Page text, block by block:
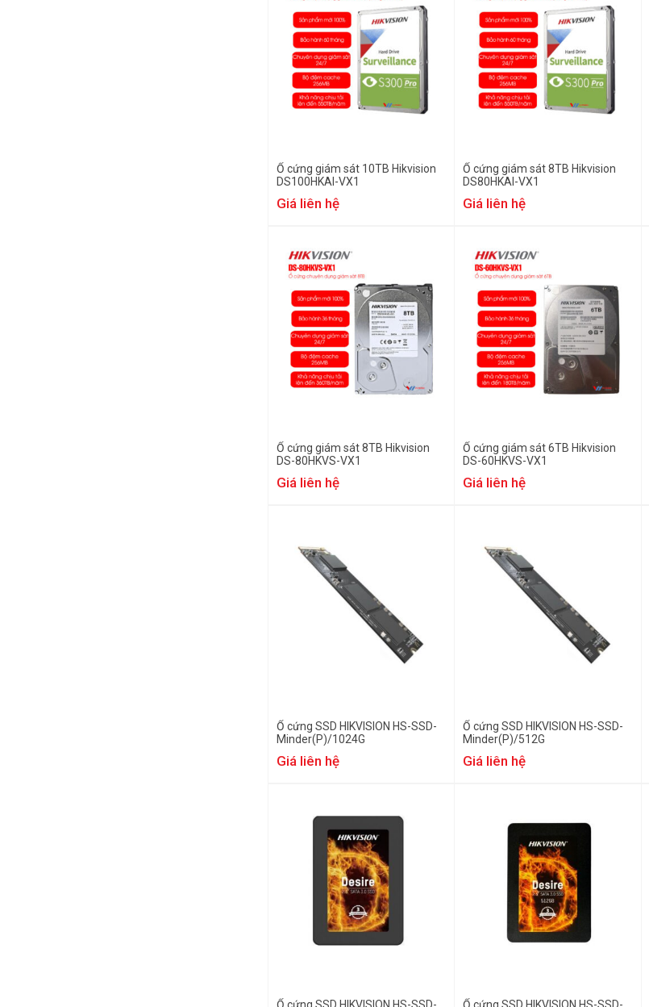
Ổ cứng giám sát 10TB Hikvision
DS100HKAI-VX1
Giá liên hệ
Ổ cứng giám sát 8TB Hikvision
DS80HKAI-VX1
Giá liên hệ
Ổ cứng giám sát 8TB Hikvision
DS-80HKVS-VX1
Giá liên hệ
Ổ cứng giám sát 6TB Hikvision
DS-60HKVS-VX1
Giá liên hệ
Ổ cứng SSD HIKVISION HS-SSD-
Minder(P)/1024G
Giá liên hệ
Ổ cứng SSD HIKVISION HS-SSD-
Minder(P)/512G
Giá liên hệ